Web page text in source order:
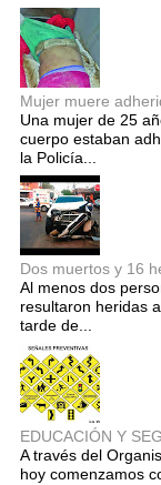
Mujer muere
Una mujer de 25
cuerpo estaban
la Policía...
Dos muertos y 16
Al menos dos
resultaron heridas
tarde de...
EDUCACIÓN Y
A través del
hoy comenzamos